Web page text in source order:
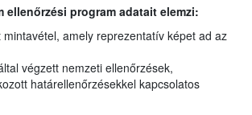
ellenőrzési program adatait elemzi:
mintavétel, amely reprezentatív képet ad az
végzett nemzeti ellenőrzések,
határellenőrzésekkel kapcsolatos